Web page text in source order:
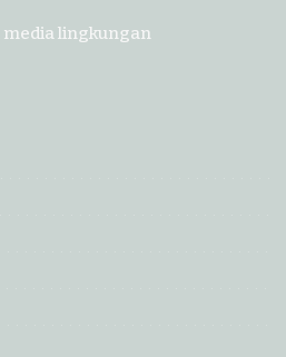
media lingkungan